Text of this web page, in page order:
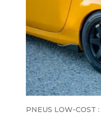
PNEUS LOW-COST